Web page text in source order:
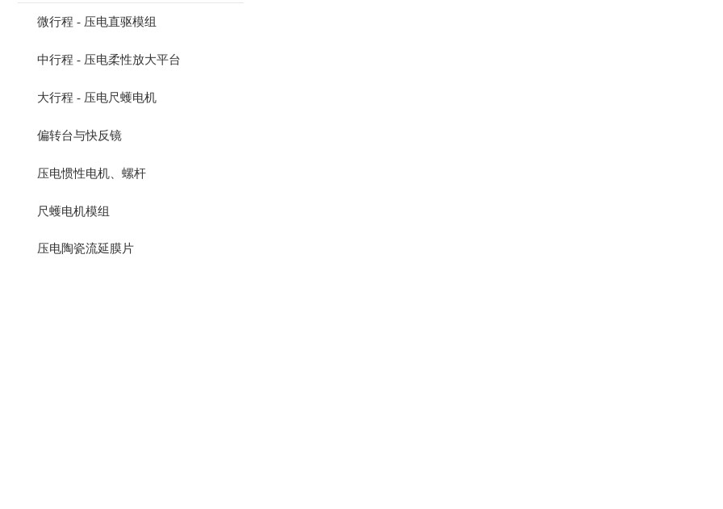
微行程 - 压电直驱模组
中行程 - 压电柔性放大平台
大行程 - 压电尺蠖电机
偏转台与快反镜
压电惯性电机、螺杆
尺蠖电机模组
压电陶瓷流延膜片